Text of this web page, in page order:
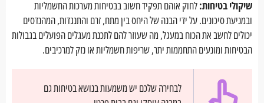
שיקולי בטיחות:לחוק אוהם תפקיד חשוב בבטיחות מערכות החשמליות
ובמניעת סיכונים. על ידי הבנה של היחס בין מתח, זרם והתנגדות, המהנדסים
יכולים לחשב את הכוח במעגל, מה שעוזר להם לתכנת מעגלים הפועלים בגבולות
הבטיחות ומונעים התחממות יתר, שריפות חשמליות או נזק למרכיבים.
לבחירה שלכם יש משמעות בנושא בטיחות גם